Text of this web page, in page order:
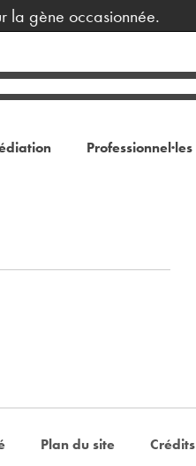
gène occasionnée.
Professionnel·les
Plan du site Crédits